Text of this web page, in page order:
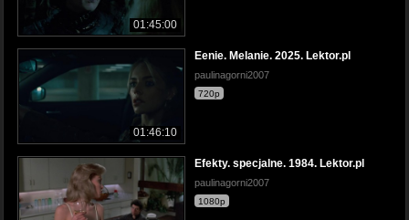
01:45:00
01:46:10
Eenie. Melanie. 2025. Lektor.pl
paulinagorni2007
720p
Efekty. specjalne. 1984. Lektor.pl
paulinagorni2007
1080p